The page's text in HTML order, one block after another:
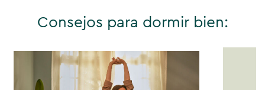
Consejos para dormir bien: